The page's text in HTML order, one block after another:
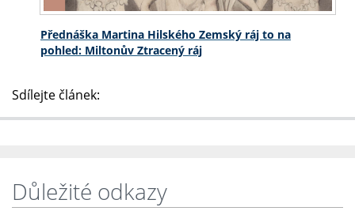
Přednáška Martina Hilského Zemský ráj to na
pohled: Miltonův Ztracený ráj
Sdílejte článek:
Důležité odkazy